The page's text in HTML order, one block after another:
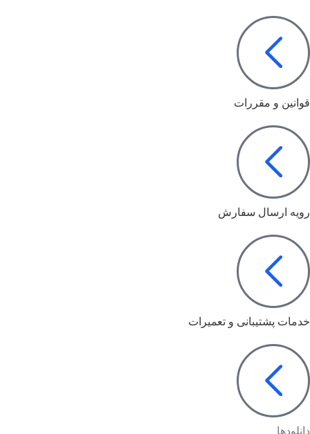
قوانین و مقررات
رویه ارسال سفارش
خدمات پشتیبانی و تعمیرات
دانلودها